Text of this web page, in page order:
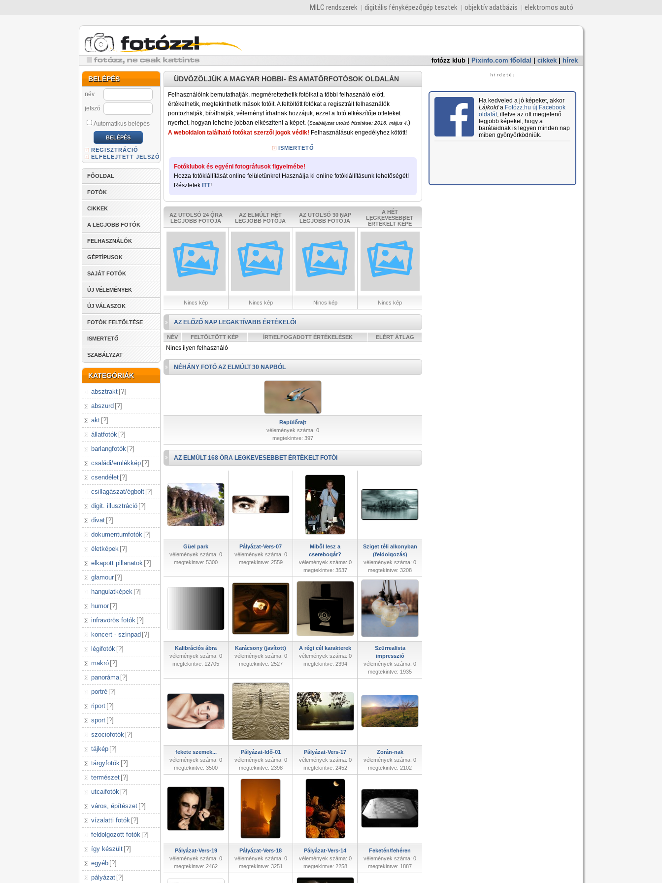
MILC rendszerek digitális fényképezőgép tesztek objektív adatbázis elektromos autó
fotózz klub Pixinfo.com főoldal cikkek hírek
BELÉPÉS
név
jelszó
Automatikus belépés
REGISZTRÁCIÓ
ELFELEJTETT JELSZÓ
FŐOLDAL
FOTÓK
CIKKEK
A LEGJOBB FOTÓK
FELHASZNÁLÓK
GÉPTÍPUSOK
SAJÁT FOTÓK
ÚJ VÉLEMÉNYEK
ÚJ VÁLASZOK
FOTÓK FELTÖLTÉSE
ISMERTETŐ
SZABÁLYZAT
KATEGÓRIÁK
absztrakt [?]
abszurd [?]
akt [?]
állatfotók [?]
barlangfotók [?]
családi/emlékkép [?]
csendélet [?]
csillagászat/égbolt [?]
digit. illusztráció [?]
divat [?]
dokumentumfotók [?]
életképek [?]
elkapott pillanatok [?]
glamour [?]
hangulatképek [?]
humor [?]
infravörös fotók [?]
koncert - színpad [?]
légifotók [?]
makró [?]
panoráma [?]
portré [?]
riport [?]
sport [?]
szociofotók [?]
tájkép [?]
tárgyfotók [?]
természet [?]
utcaifotók [?]
város, építészet [?]
vízalatti fotók [?]
feldolgozott fotók [?]
így készült [?]
egyéb [?]
pályázat [?]
ÜDVÖZÖLJÜK A MAGYAR HOBBI- ÉS AMATŐRFOTÓSOK OLDALÁN
Felhasználóink bemutathatják, megmérettethetik fotóikat a többi felhasználó előtt,
értékelhetik, megtekinthetik mások fotóit. A feltöltött fotókat a regisztrált felhasználók
pontozhatják, bírálhatják, véleményt írhatnak hozzájuk, ezzel a fotó elkészítője ötleteket
nyerhet, hogyan lehetne jobban elkészíteni a képet. (Szabályzat utolsó frissítése: 2016. május 4. )
A weboldalon található fotókat szerzői jogok védik! Felhasználásuk engedélyhez kötött!
ISMERTETŐ
Fotóklubok és egyéni fotográfusok figyelmébe!
Hozza fotókiállítását online felületünkre! Használja ki online fotókiállításunk lehetőségét!
Részletek ITT!
AZ UTOLSÓ 24 ÓRA
LEGJOBB FOTÓJA
AZ ELMÚLT HÉT
LEGJOBB FOTÓJA
AZ UTOLSÓ 30 NAP
LEGJOBB FOTÓJA
A HÉT
LEGKEVESEBBET
ÉRTÉKELT KÉPE
Nincs kép Nincs kép Nincs kép Nincs kép
AZ ELŐZŐ NAP LEGAKTÍVABB ÉRTÉKELŐI
NÉV FELTÖLTÖTT KÉP ÍRT/ELFOGADOTT ÉRTÉKELÉSEK ELÉRT ÁTLAG
Nincs ilyen felhasználó
NÉHÁNY FOTÓ AZ ELMÚLT 30 NAPBÓL
Repülőrajt
vélemények száma: 0
megtekintve: 397
AZ ELMÚLT 168 ÓRA LEGKEVESEBBET ÉRTÉKELT FOTÓI
Güel park
vélemények száma: 0
megtekintve: 5300
Pályázat-Vers-07
vélemények száma: 0
megtekintve: 2559
Miből lesz a
cserebogár?
vélemények száma: 0
megtekintve: 3537
Sziget téli alkonyban
(feldolgozás)
vélemények száma: 0
megtekintve: 3208
Kalibrációs ábra
vélemények száma: 0
megtekintve: 12705
Karácsony (javított)
vélemények száma: 0
megtekintve: 2527
A régi cél karakterek
vélemények száma: 0
megtekintve: 2394
Szürrealista
impresszió
vélemények száma: 0
megtekintve: 1935
fekete szemek...
vélemények száma: 0
megtekintve: 3500
Pályázat-Idő-01
vélemények száma: 0
megtekintve: 2398
Pályázat-Vers-17
vélemények száma: 0
megtekintve: 2452
Zorán-nak
vélemények száma: 0
megtekintve: 2102
Pályázat-Vers-19
vélemények száma: 0
megtekintve: 2462
Pályázat-Vers-18
vélemények száma: 0
megtekintve: 3251
Pályázat-Vers-14
vélemények száma: 0
megtekintve: 2258
Feketén/fehéren
vélemények száma: 0
megtekintve: 1887
Ha kedveled a jó képeket, akkor
Lájkolda Fotózz.hu új Facebook
oldalát, illetve az ott megjelenő
legjobb képeket, hogy a
barátaidnak is legyen minden nap
miben gyönyörködniük.